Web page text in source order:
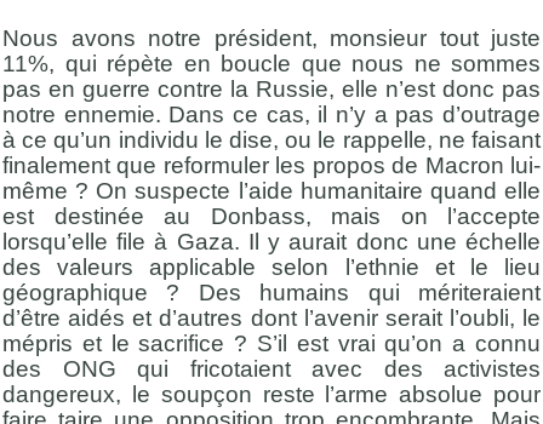
Nous avons notre président, monsieur tout juste
11%, qui répète en boucle que nous ne sommes
pas en guerre contre la Russie, elle n’est donc pas
notre ennemie. Dans ce cas, il n’y a pas d’outrage
à ce qu’un individu le dise, ou le rappelle, ne faisant
finalement que reformuler les propos de Macron lui-
même ? On suspecte l’aide humanitaire quand elle
est destinée au Donbass, mais on l’accepte
lorsqu’elle file à Gaza. Il y aurait donc une échelle
des valeurs applicable selon l’ethnie et le lieu
géographique ? Des humains qui mériteraient
d’être aidés et d’autres dont l’avenir serait l’oubli, le
mépris et le sacrifice ? S’il est vrai qu’on a connu
des ONG qui fricotaient avec des activistes
dangereux, le soupçon reste l’arme absolue pour